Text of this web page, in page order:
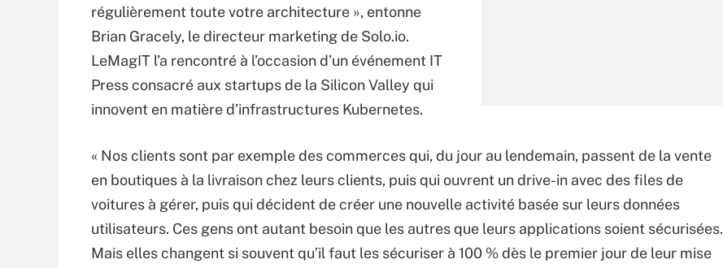
régulièrement toute votre architecture », entonne
Brian Gracely, le directeur marketing de Solo.io.
LeMagIT l’a rencontré à l’occasion d’un événement IT
Press consacré aux startups de la Silicon Valley qui
innovent en matière d’infrastructures Kubernetes.
« Nos clients sont par exemple des commerces qui, du jour au lendemain, passent de la vente
en boutiques à la livraison chez leurs clients, puis qui ouvrent un drive-in avec des files de
voitures à gérer, puis qui décident de créer une nouvelle activité basée sur leurs données
utilisateurs. Ces gens ont autant besoin que les autres que leurs applications soient sécurisées.
Mais elles changent si souvent qu’il faut les sécuriser à 100 % dès le premier jour de leur mise